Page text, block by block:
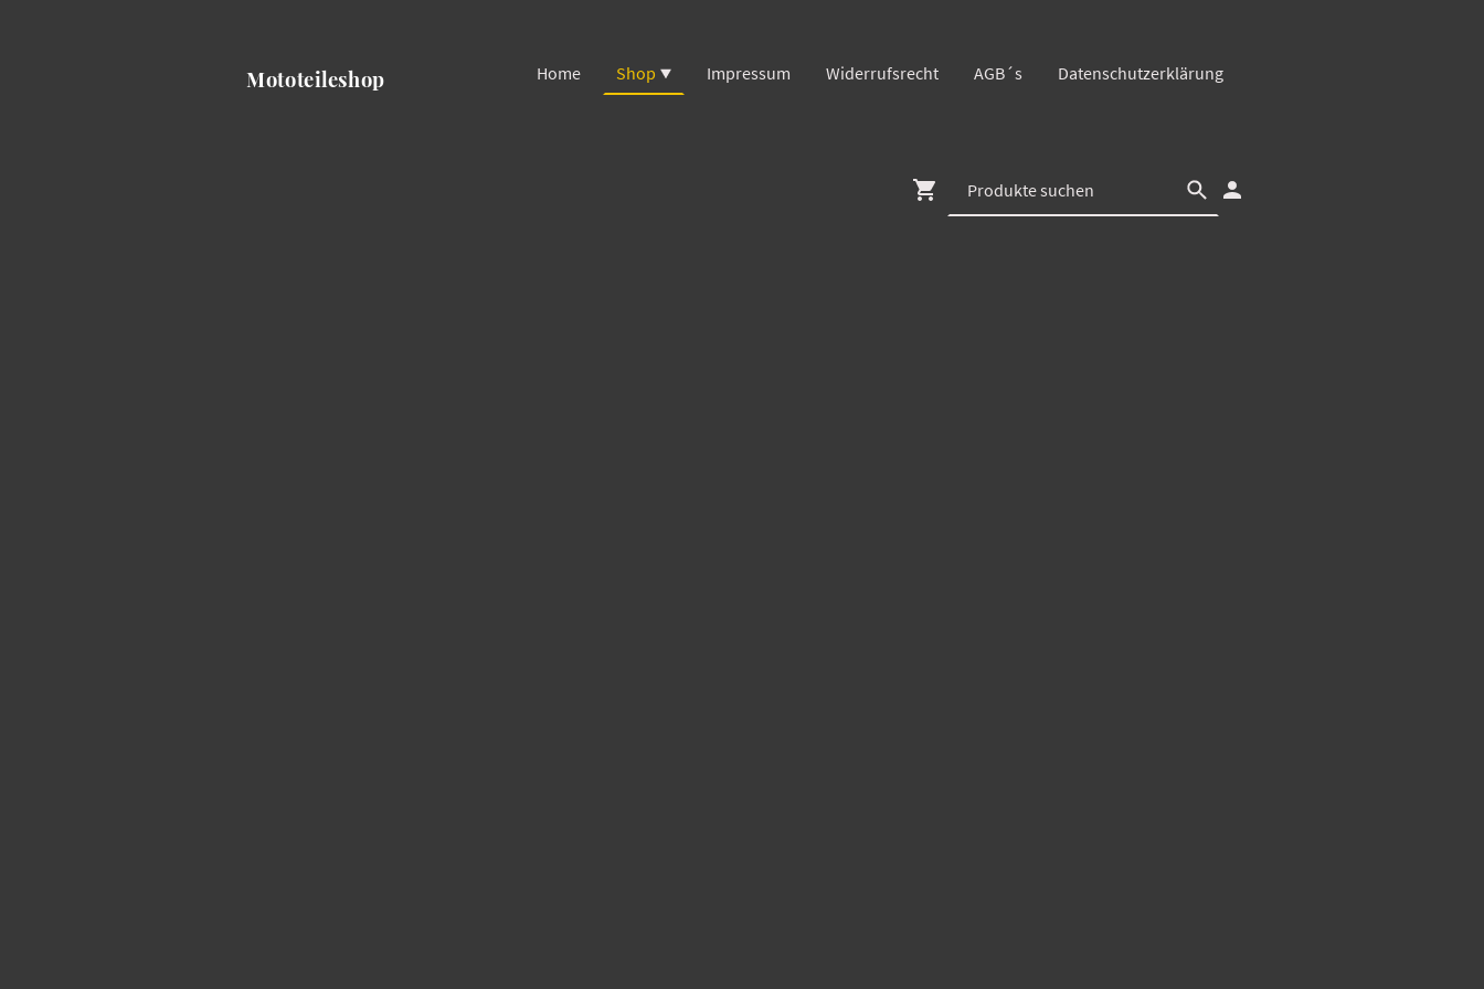
Mototeileshop Home Shop Impressum Widerrufsrecht AGB´s Datenschutzerklärung